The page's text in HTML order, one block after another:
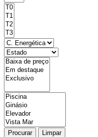
Procurar Limpar